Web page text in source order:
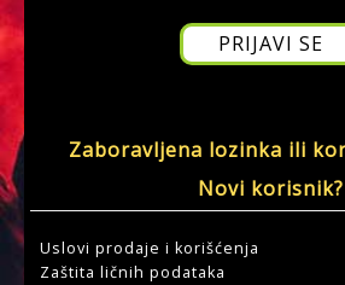
Zaboravljena lozinka ili
Novi korisnik?
Uslovi prodaje i korišćenja
Zaštita ličnih podataka